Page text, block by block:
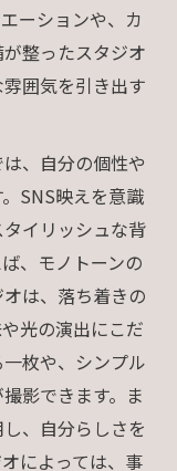
ーションや、カ
整ったスタジオ
囲気を引き出す
、自分の個性や
SNS映えを意識
イリッシュな背
、モノトーンの
は、落ち着きの
光の演出にこだ
枚や、シンプル
影できます。ま
、自分らしさを
によっては、事